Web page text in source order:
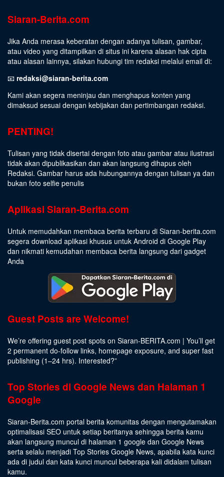
Siaran-Berita.com
Jika Anda merasa keberatan dengan adanya tulisan, gambar,
atau video yang ditampilkan di situs ini karena alasan hak cipta
atau alasan lainnya, silakan hubungi tim redaksi melalui email di:
📧 redaksi@siaran-berita.com
Kami akan segera meninjau dan menghapus konten yang
dimaksud sesuai dengan kebijakan dan pertimbangan redaksi.
PENTING!
Tulisan yang tidak disertai dengan foto atau gambar atau ilustrasi
tidak akan dipublikasikan dan akan langsung dihapus oleh
Redaksi. Gambar harus ada hubungannya dengan tulisan ya dan
bukan foto selfie penulis
Aplikasi Siaran-Berita.com
Untuk memudahkan membaca berita terbaru di Siaran-berita.com
segera download aplikasi khusus untuk Android di Google Play
dan nikmati kemudahan membaca berita langsung dari gadget
Anda
Guest Posts are Welcome!
We’re offering guest post spots on Siaran-BERITA.com | You’ll get
2 permanent do-follow links, homepage exposure, and super fast
publishing (1–24 hrs). Interested?”
Top Stories di Google News dan Halaman 1
Google
Siaran-Berita.com portal berita komunitas dengan mengutamakan
optimalisasi SEO untuk setiap beritanya sehingga berita kamu
akan langsung muncul di halaman 1 google dan Google News
serta selalu menjadi Top Stories Google News, apabila kata kunci
ada di judul dan kata kunci muncul beberapa kali didalam tulisan
kamu.